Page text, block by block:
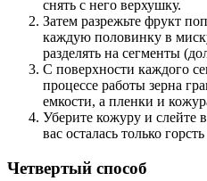
снять с него верхушку.
Затем разрежьте фрукт
каждую половинку в
разделять на сегменты
С поверхности каждого
процессе работы зерна
емкости, а пленки и
Уберите кожуру и слейте
вас осталась только
Четвертый способ